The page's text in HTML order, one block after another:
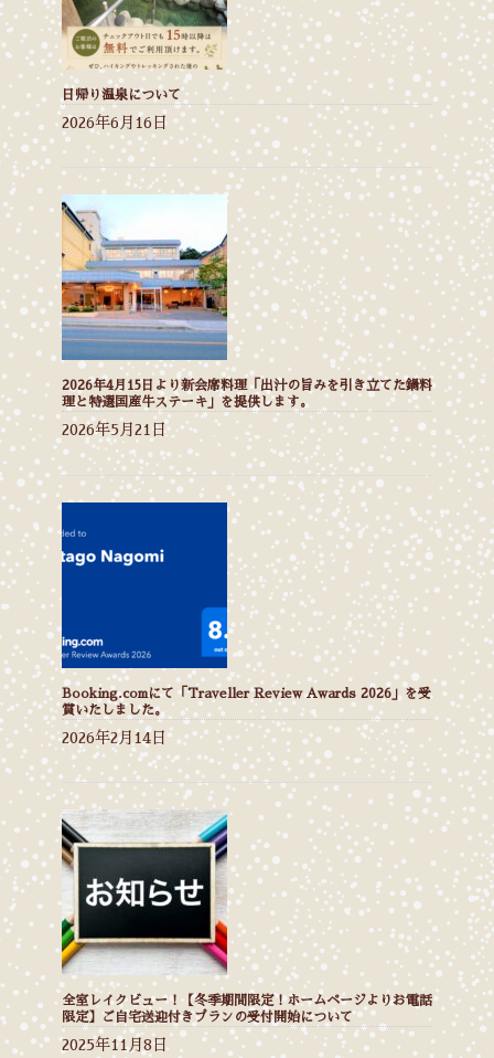
日帰り温泉について
2026年6月16日
2026年4月15日より新会席料理「出汁の旨みを引き立てた鍋料
理と特選国産牛ステーキ」を提供します。
2026年5月21日
Booking.comにて「Traveller Review Awards 2026」を受
賞いたしました。
2026年2月14日
全室レイクビュー！【冬季期間限定！ホームページよりお電話
限定】ご自宅送迎付きプランの受付開始について
2025年11月8日